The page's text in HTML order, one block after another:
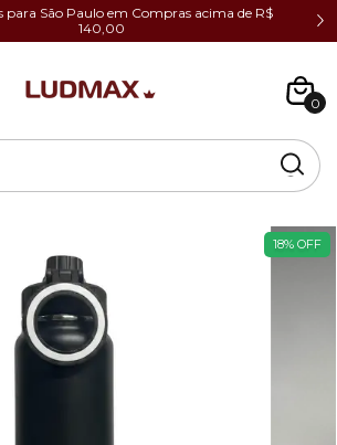
para São Paulo em Compras acima de R$
140,00
0
18% OFF